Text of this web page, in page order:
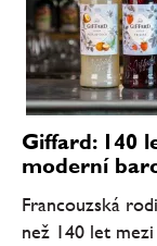
Giffard: 140
moderní
Francouzská
než 140 let